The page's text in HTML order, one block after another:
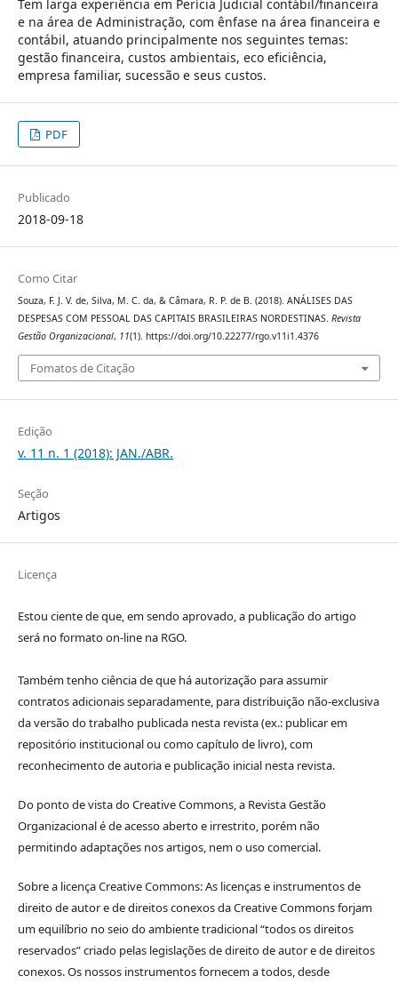
Tem larga experiência em Perícia Judicial contábil/financeira
e na área de Administração, com ênfase na área financeira e
contábil, atuando principalmente nos seguintes temas:
gestão financeira, custos ambientais, eco eficiência,
empresa familiar, sucessão e seus custos.
PDF
Publicado
2018-09-18
Como Citar
Souza, F. J. V. de, Silva, M. C. da, & Câmara, R. P. de B. (2018). ANÁLISES DAS
DESPESAS COM PESSOAL DAS CAPITAIS BRASILEIRAS NORDESTINAS. Revista
Gestão Organizacional, 11(1). https://doi.org/10.22277/rgo.v11i1.4376
Fomatos de Citação
Edição
v. 11 n. 1 (2018): JAN./ABR.
Seção
Artigos
Licença
Estou ciente de que, em sendo aprovado, a publicação do artigo
será no formato on-line na RGO.
Também tenho ciência de que há autorização para assumir
contratos adicionais separadamente, para distribuição não-exclusiva
da versão do trabalho publicada nesta revista (ex.: publicar em
repositório institucional ou como capítulo de livro), com
reconhecimento de autoria e publicação inicial nesta revista.
Do ponto de vista do Creative Commons, a Revista Gestão
Organizacional é de acesso aberto e irrestrito, porém não
permitindo adaptações nos artigos, nem o uso comercial.
Sobre a licença Creative Commons: As licenças e instrumentos de
direito de autor e de direitos conexos da Creative Commons forjam
um equilíbrio no seio do ambiente tradicional “todos os direitos
reservados” criado pelas legislações de direito de autor e de direitos
conexos. Os nossos instrumentos fornecem a todos, desde